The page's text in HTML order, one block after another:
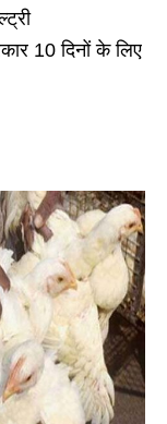
10 दिनों के लिए